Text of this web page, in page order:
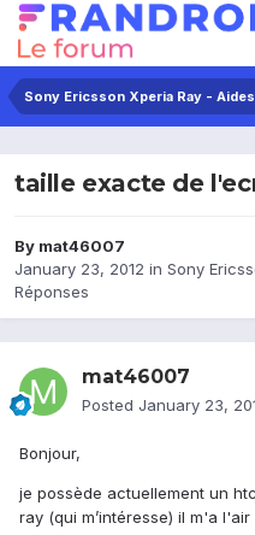
taille exacte de
By mat46007
January 23, 2012 in Sony
Réponses
mat46007
Posted January 23,
Bonjour,
je possède actuellement un
ray (qui m’intéresse) il m'a